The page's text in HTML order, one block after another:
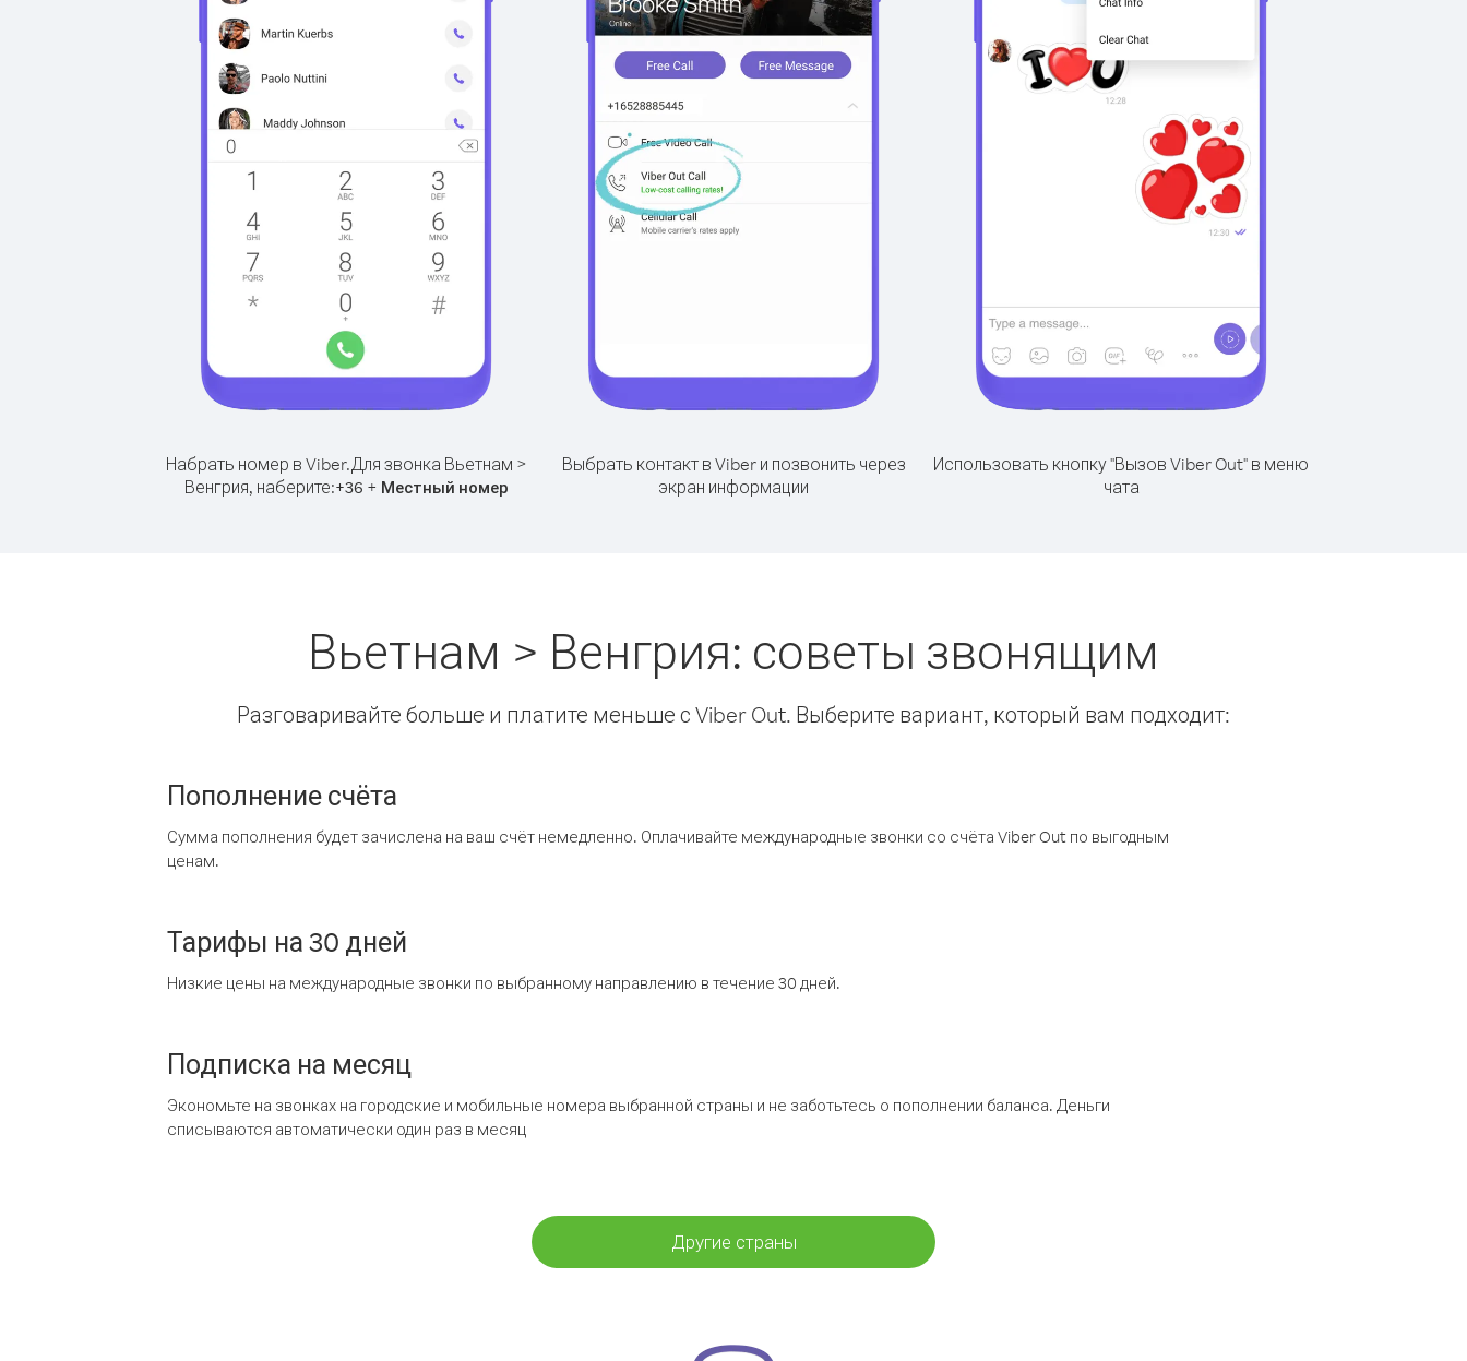
Набрать номер в Viber.Для звонка Вьетнам >
Венгрия, наберите:+36 + Местный номер
Выбрать контакт в Viber и позвонить через
экран информации
Использовать кнопку "Вызов Viber Out" в меню
чата
Вьетнам > Венгрия: советы звонящим
Разговаривайте больше и платите меньше с Viber Out. Выберите вариант, который вам подходит:
Пополнение счёта
Сумма пополнения будет зачислена на ваш счёт немедленно. Оплачивайте международные звонки со счёта Viber Out по выгодным
ценам.
Тарифы на 30 дней
Низкие цены на международные звонки по выбранному направлению в течение 30 дней.
Подписка на месяц
Экономьте на звонках на городские и мобильные номера выбранной страны и не заботьтесь о пополнении баланса. Деньги
списываются автоматически один раз в месяц
Другие страны